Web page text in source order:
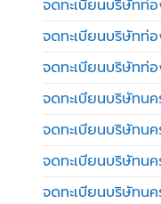
จดทะเบียนบริษัทท่
จดทะเบียนบริษัทท่
จดทะเบียนบริษัทท่
จดทะเบียนบริษัทน
จดทะเบียนบริษัทน
จดทะเบียนบริษัทนค
จดทะเบียนบริษัทนค